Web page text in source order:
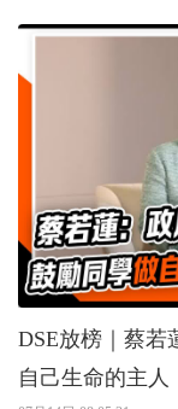
DSE放榜｜蔡
自己生命的主人